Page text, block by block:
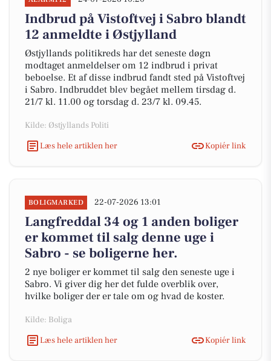
Indbrud på Vistoftvej i Sabro blandt
12 anmeldte i Østjylland
Østjyllands politikreds har det seneste døgn
modtaget anmeldelser om 12 indbrud i privat
beboelse. Et af disse indbrud fandt sted på Vistoftvej
i Sabro. Indbruddet blev begået mellem tirsdag d.
21/7 kl. 11.00 og torsdag d. 23/7 kl. 09.45.
Kilde: Østjyllands Politi
Læs hele artiklen her
Kopiér link
BOLIGMARKED 22-07-2026 13:01
Langfreddal 34 og 1 anden boliger
er kommet til salg denne uge i
Sabro - se boligerne her.
2 nye boliger er kommet til salg den seneste uge i
Sabro. Vi giver dig her det fulde overblik over,
hvilke boliger der er tale om og hvad de koster.
Kilde: Boliga
Læs hele artiklen her
Kopiér link